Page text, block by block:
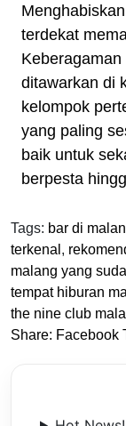
terdekat
ditawarkan di
kelompok
yang paling
baik untuk
berpesta
Tags: bar di
terkenal ,
malang yang
tempat hiburan
the nine club
Share: Facebook